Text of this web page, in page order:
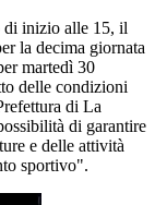
di inizio alle 15, il
la decima giornata
martedì 30
delle condizioni
di La
di garantire
e delle attività
sportivo".